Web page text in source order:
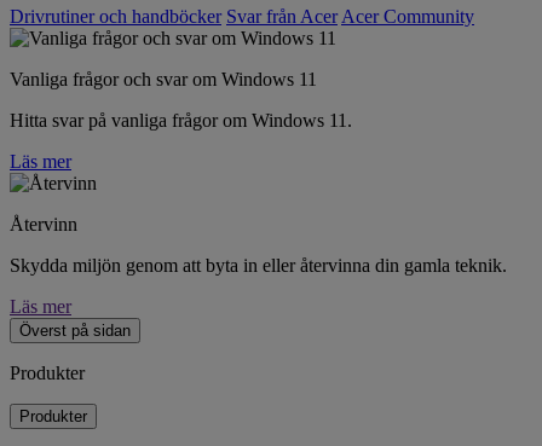
Drivrutiner och handböcker Svar från Acer Acer Community
Vanliga frågor och svar om Windows 11
Hitta svar på vanliga frågor om Windows 11.
Läs mer
Återvinn
Skydda miljön genom att byta in eller återvinna din gamla teknik.
Läs mer
Överst på sidan
Produkter
Produkter